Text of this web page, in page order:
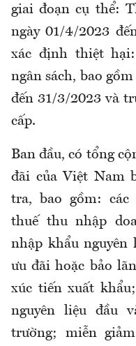
giai đoạn cụ thể:
ngày 01/4/2023
xác định thiệt
ngân sách, bao
đến 31/3/2023 và
cấp.
Ban đầu, có tổng
đãi của Việt Nam
tra, bao gồm:
thuế thu nhập
nhập khẩu
ưu đãi hoặc bảo
xúc tiến xuất
nguyên liệu đầu
trường; miễn